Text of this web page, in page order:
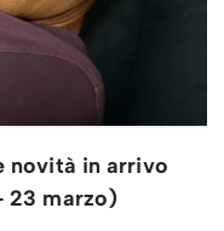
novità in arrivo
23 marzo)